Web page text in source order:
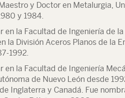
y Doctor en Metalurgia,
y 1984.
en la Facultad de Ingeniería de
la División Aceros Planos de la
1992.
en la Facultad de Ingeniería
de Nuevo León desde
Inglaterra y Canadá. Fue